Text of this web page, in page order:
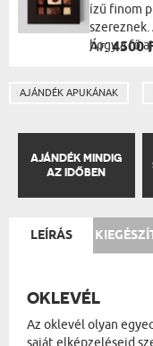
ízű finom
hogy a fő
Ár:4500
AJÁNDÉK APUKÁNAK
AJÁNDÉK MINDIG
AZ IDŐBEN
LEÍRÁS
OKLEVÉL
Az oklevél olyan
saját elképzeléseid